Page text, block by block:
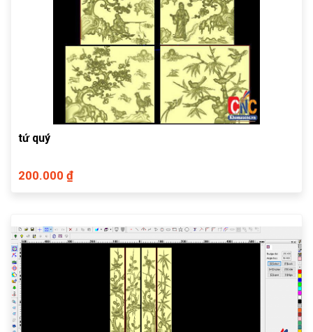
tứ quý
200.000 ₫